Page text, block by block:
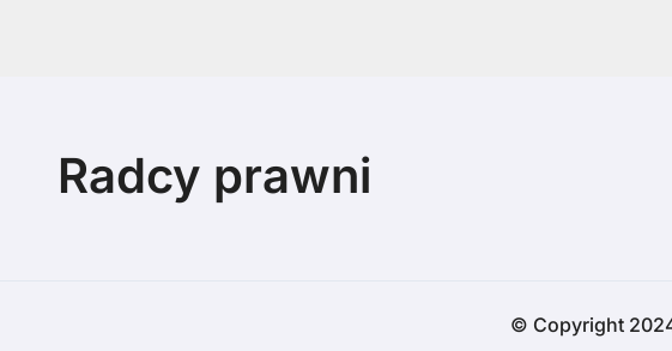
Radcy prawni
© Copyright